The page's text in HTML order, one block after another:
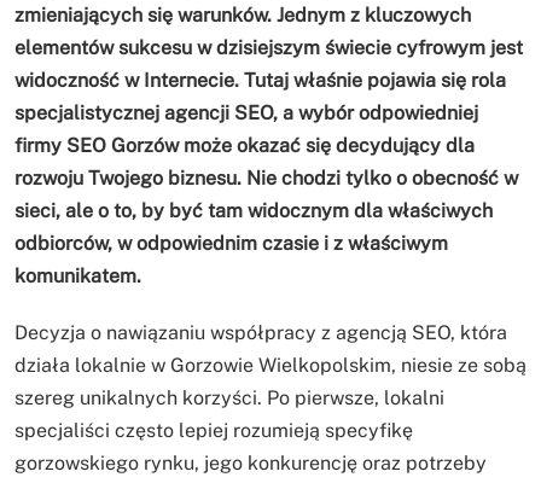
zmieniających się warunków. Jednym z kluczowych
elementów sukcesu w dzisiejszym świecie cyfrowym jest
widoczność w Internecie. Tutaj właśnie pojawia się rola
specjalistycznej agencji SEO, a wybór odpowiedniej
firmy SEO Gorzów może okazać się decydujący dla
rozwoju Twojego biznesu. Nie chodzi tylko o obecność w
sieci, ale o to, by być tam widocznym dla właściwych
odbiorców, w odpowiednim czasie i z właściwym
komunikatem.
Decyzja o nawiązaniu współpracy z agencją SEO, która
działa lokalnie w Gorzowie Wielkopolskim, niesie ze sobą
szereg unikalnych korzyści. Po pierwsze, lokalni
specjaliści często lepiej rozumieją specyfikę
gorzowskiego rynku, jego konkurencję oraz potrzeby